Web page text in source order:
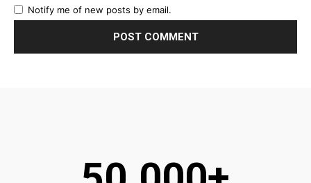
Notify me of new posts by email.